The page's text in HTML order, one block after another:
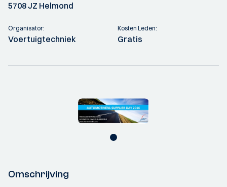
5708 JZ Helmond
Organisator:
Voertuigtechniek
Kosten Leden:
Gratis
Omschrijving